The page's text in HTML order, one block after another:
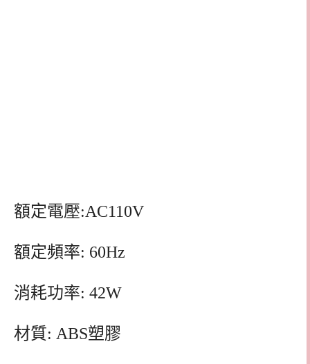
額定電壓:AC110V
額定頻率: 60Hz
消耗功率: 42W
材質: ABS塑膠